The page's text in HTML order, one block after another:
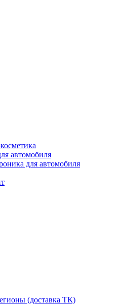
автомобиля
для автомобиля
(доставка ТК)